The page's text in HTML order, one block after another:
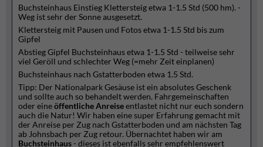
Buchsteinhaus Einstieg Klettersteig etwa 1-1.5 Std (500 hm). -
Weg ist sehr der Sonne ausgesetzt.
Klettersteig mit Pausen und Fotos etwa 1-1.5 Std bis zum
Gipfel
Abstieg Gipfel Buchsteinhaus etwa 1-1.5 Std - teilweise sehr
viel Geröll und schlechter Weg (=mehr Zeit einplanen)
Buchsteinhaus nach Gstatterboden etwa 1.5 Std.
Tipp: Der Nationalpark Gesäuse ist ein absolutes Geschenk
und sollte auch so behandelt werden. Fahrgemeinschaften
oder eineöffentlicheAnreiseentlastet nicht nur euch sondern
auch die Natur! Wir haben eine super Erfahrung gemacht mit
der Anreise per Zug nach Gstatterboden und am nächsten Tag
ab Johnsbach per Zug retour. Übernachtet haben wir am
Buchsteinhaus- dieses ist ebenfalls sehr empfehlenswert